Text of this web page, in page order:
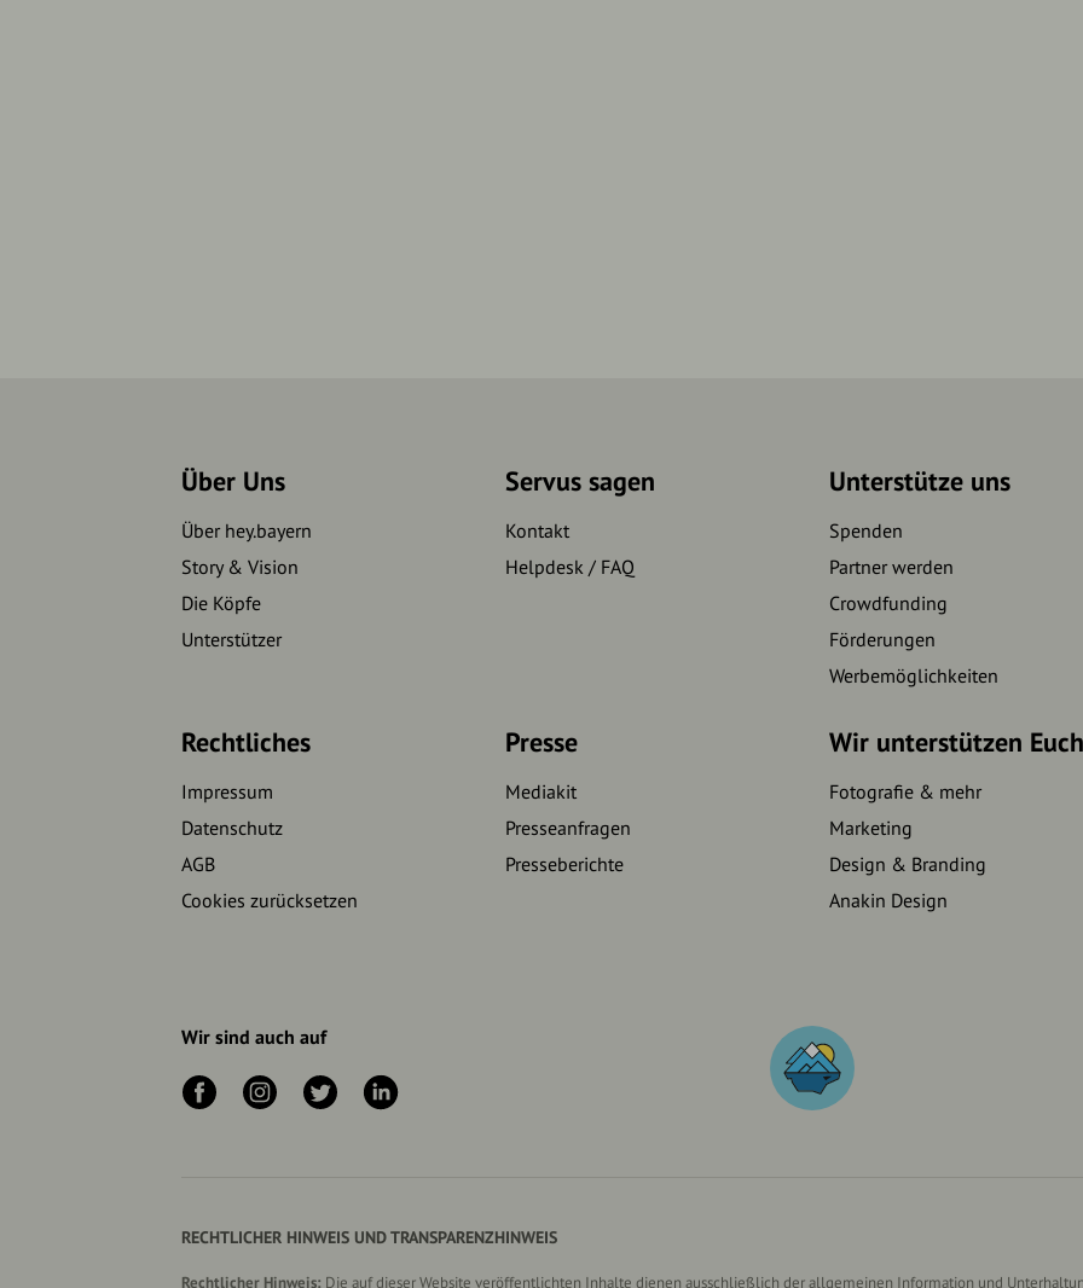
Über Uns
Über hey.bayern
Story & Vision
Die Köpfe
Unterstützer
Servus sagen
Kontakt
Helpdesk / FAQ
Unterstütze uns
Spenden
Partner werden
Crowdfunding
Förderungen
Werbemöglichkeiten
Rechtliches
Impressum
Datenschutz
AGB
Cookies zurücksetzen
Presse
Mediakit
Presseanfragen
Presseberichte
Wir unterstützen Euch
Fotografie & mehr
Marketing
Design & Branding
Anakin Design
Wir sind auch auf
RECHTLICHER HINWEIS UND TRANSPARENZHINWEIS
Rechtlicher Hinweis: Die auf dieser Website veröffentlichten Inhalte dienen ausschließlich der allgemeinen Information und